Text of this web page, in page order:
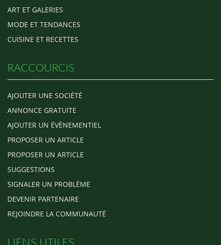
ART ET GALERIES
MODE ET TENDANCES
CUISINE ET RECETTES
RACCOURCIS
AJOUTER UNE SOCIÉTÉ
ANNONCE GRATUITE
AJOUTER UN ÉVÈNEMENTIEL
PROPOSER UN ARTICLE
PROPOSER UN ARTICLE
SUGGESTIONS
SIGNALER UN PROBLÈME
DEVENIR PARTENAIRE
REJOINDRE LA COMMUNAUTÉ
LIENS UTILES